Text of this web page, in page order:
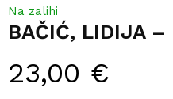
BAČIĆ, LIDIJA –
23,00 €
Na zalihi